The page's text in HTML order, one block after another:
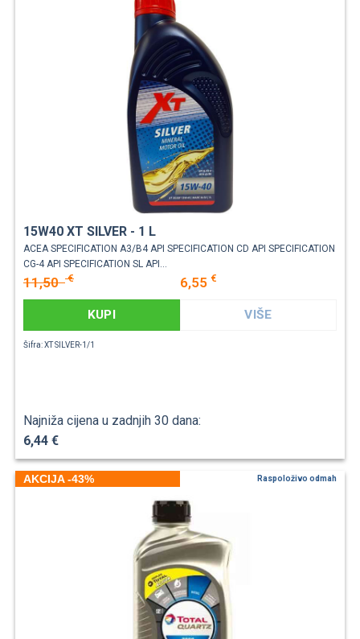
15W40 XT SILVER - 1 L
ACEA SPECIFICATION A3/B4 API SPECIFICATION CD API SPECIFICATION
CG-4 API SPECIFICATION SL API...
11,50€ 6,55 €
KUPI VIŠE
Šifra: XT SILVER-1/1
Najniža cijena u zadnjih 30 dana:
6,44 €
AKCIJA -43% Raspoloživo odmah